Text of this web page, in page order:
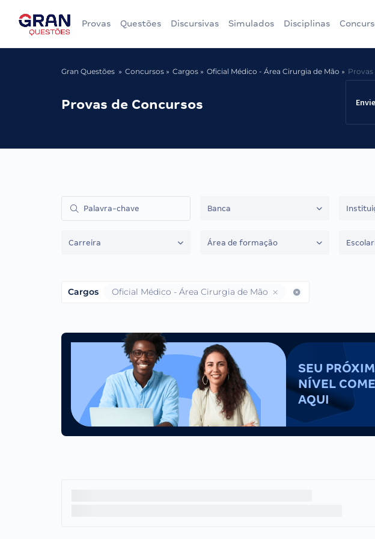
Provas Questões Discursivas Simulados Disciplinas
Gran Questões Concursos Cargos Oficial Médico - Área Cirurgia de Mão Provas
Provas de Concursos
Banca
Carreira Área de formação
Cargos Oficial Médico - Área Cirurgia de Mão
SEU
NÍVEL
AQUI